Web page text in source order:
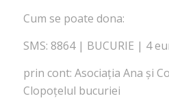
Cum se poate dona:
SMS: 8864 | BUCURIE | 4
prin cont: Asociația Ana și
Clopoțelul bucuriei